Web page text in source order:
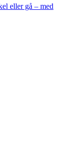
eller gå – med